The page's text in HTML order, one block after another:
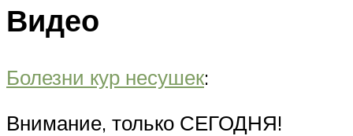
Видео
Болезни кур несушек:
Внимание, только СЕГОДНЯ!